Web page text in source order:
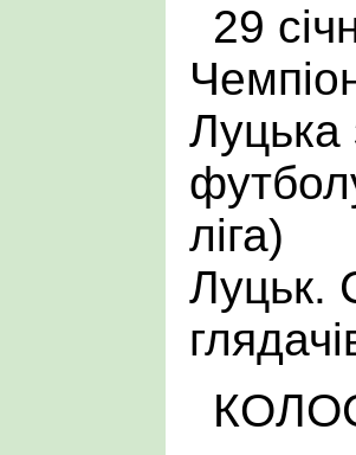
29
Луцька
ліга)
Луцьк.